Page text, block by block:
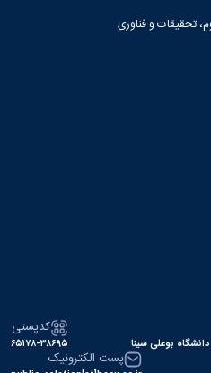
تحقیقات و فناوری
بوعلی سینا
کدپستی
۶۵۱۷۸-۳۸۶۹۵
پست الکترونیک